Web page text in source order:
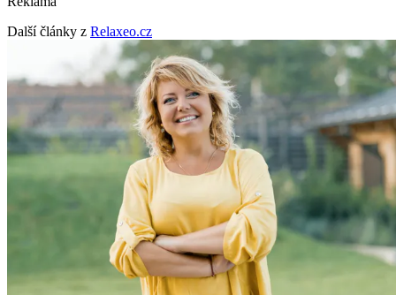
Další články z Relaxeo.cz